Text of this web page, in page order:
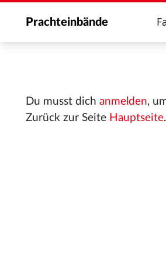
Prachteinbände
Du musst dich anmelden,
Zurück zur Seite Hauptseite.